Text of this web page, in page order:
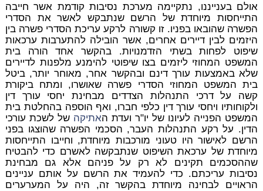
אולם בענייננו, נתקיימה מערכת נסיבות קודמת אשר חייבה
התייחסות מיוחדת של הרשם שנתבקש לאשר את הסדרי
הפשרה שהובאו בפניו. זו קשורה לרקע עריכת הסדרי פשרה בין
היזמים לבין דיירים אחרים, אשר הובילה להתערבות ערכאות
שיפוט לפחות בשתי הזדמנויות. בהקשר אחד הורה בית
המשפט המחוזי ליזמים בצו שיפוטי להימנע מלפנות לדיירים
שלא באמצעות עורך דינם ובהקשר אחר, מאוחר יותר, ביטל
בית המשפט המחוזי הסדרי פשרה שאושרו, ומתח ביקורת
קשה על דרכי התנהלות הצדדים מבחינת יחסי עורך דין
ולקוחותיו ויחסי עורך דין כלפי חברו, ואף הוספה בהחלטת בית
המשפט הפנייה לעיונו של יו"ר ועדת האתיקה של לשכת עורכי
הדין. על רקע התנהלות העבר, הסכמי הפשרה שהוצגו בפני
הרשם לאישור היו טעוני מורכבות מיוחדת, וחייבו התייחסות
מיוחדת של ערכאת השיפוט שנתבקשה לאשרם כדי להבטיח
שההסכמים תקינים לא רק על פניהם אלא גם מבחינת
נסיבות עריכתם. כדי להעמיד את הרשם על אותם עניינים
הראויים לבחינה מיוחדת בהקשר זה, היה על המערערים